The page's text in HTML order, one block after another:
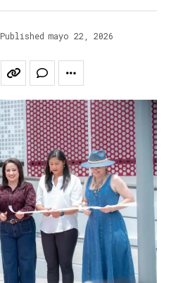
Published mayo 22, 2026